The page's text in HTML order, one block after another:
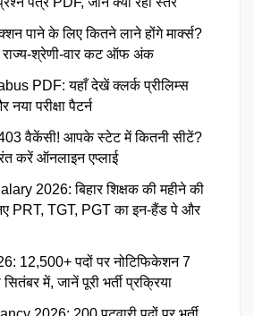
पाने के लिए कितने लाने होंगे मार्क्स?
श्रेणी-वार कट ऑफ अंक
PDF: यहाँ देखें क्लर्क प्रीलिम्स
परीक्षा पैटर्न
वैकेंसी! आपके स्टेट में कितनी सीटें?
करें ऑनलाइन एप्लाई
2026: बिहार शिक्षक की महीने की
PRT, TGT, PGT का इन-हैंड पे और
12,500+ पदों पर नोटिफिकेशन 7
में, जानें पूरी भर्ती प्रक्रिया